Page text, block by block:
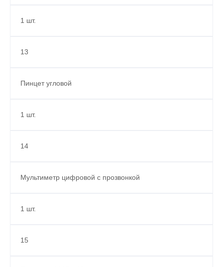
1 шт.
13
Пинцет угловой
1 шт.
14
Мультиметр цифровой с прозвонкой
1 шт.
15